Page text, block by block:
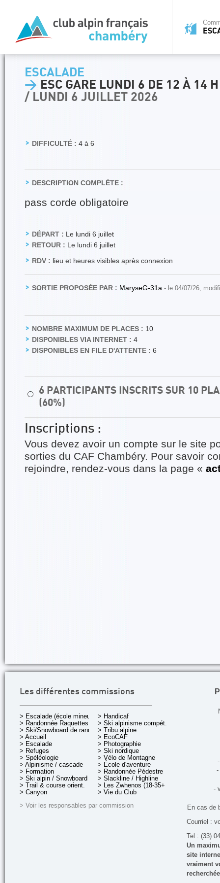
ESCALADE
> ESC GARE LUNDI 6 DE 12 À 14 H
/ LUNDI 6 JUILLET 2026
DIFFICULTÉ : 4 à 6
DESCRIPTION COMPLÈTE :
pass corde obligatoire
DÉPART : Le lundi 6 juillet
RETOUR : Le lundi 6 juillet
RDV : lieu et heures visibles après connexion
SORTIE PROPOSÉE PAR : MaryseG-31a - le 04/07/26,
NOMBRE MAXIMUM DE PLACES : 10
DISPONIBLES VIA INTERNET : 4
DISPONIBLES EN FILE D'ATTENTE : 6
⚪
6 PARTICIPANTS INSCRITS SUR 10
(60%)
Inscriptions :
Vous devez avoir un compte sur le site
sorties du CAF Chambéry. Pour savoir
rejoindre, rendez-vous dans la page «
Les différentes commissions
> Escalade (école mineurs)
> Randonnée Raquettes
> Ski/Snowboard de rando.
> Accueil
> Escalade
> Refuges
> Spéléologie
> Alpinisme / cascade
> Formation
> Ski alpin / Snowboard
> Trail & course orient.
> Canyon
> Handicaf
> Ski alpinisme compét.
> Tribu alpine
> EcoCAF
> Photographie
> Ski nordique
> Vélo de Montagne
> École d'aventure
> Randonnée Pédestre
> Slackline / Highline
> Les Zwhenos (18-35+ ans)
> Vie du Club
> Voir les responsables par commission
-
-
En cas de
Courriel :
Tel : (33)
Un
site
vraiment